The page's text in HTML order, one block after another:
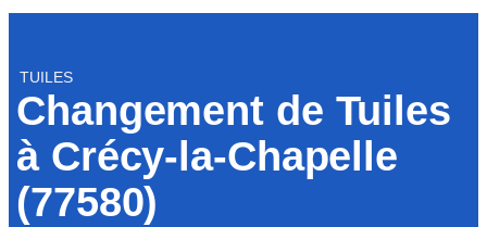
TUILES
Changement de Tuiles
à Crécy-la-Chapelle
(77580)